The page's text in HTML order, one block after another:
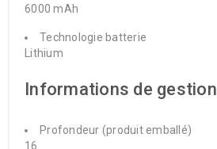
6000 mAh
Technologie batterie
Lithium
Informations de gestion
Profondeur (produit emballé)
16